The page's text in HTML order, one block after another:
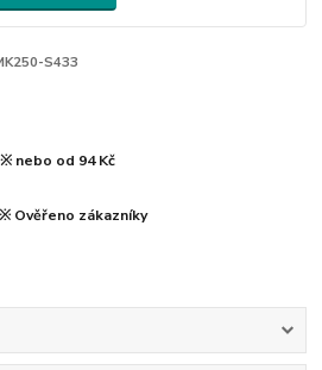
S433
nebo od 94 Kč
Ověřeno zákazníky